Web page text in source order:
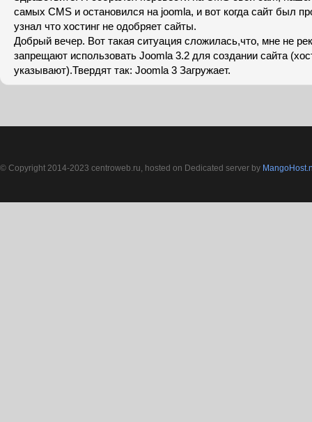
самых CMS и остановился на joomla, и вот когда сайт был
узнал что хостинг не одобряет сайты.
Добрый вечер. Вот такая ситуация сложилась,что, мне не
запрещают использовать Joomla 3.2 для создании сайта
указывают).Твердят так: Joomla 3 Загружает.
© Copyright 2014-2023 centroweb.ru, hosted on Dedicated server by